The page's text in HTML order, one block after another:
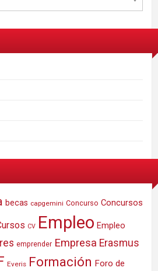
becas capgemini Concurso Concursos
CV Empleo Empleo
emprender Empresa Erasmus
Everis Formación Foro de